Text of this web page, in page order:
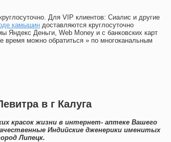
Для VIP клиентов: Сиалис и другие
камышин доставляются круглосуточно
Яндекс Деньги, Web Money и с банковских карт
время можно обратиться » по многоканальным
в г Калуга
красок жизни в интернет- аптеке Вашего
Индийские дженерики именитых
Липецк.